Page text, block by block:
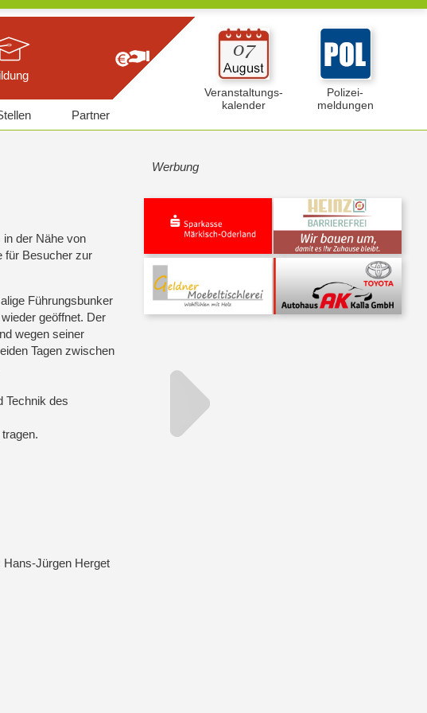
Veranstaltungs-
kalender
Polizei-
meldungen
Partner
der Nähe von
für Besucher zur
Führungsbunker
geöffnet. Der
wegen seiner
Tagen zwischen
Technik des
Hans-Jürgen Herget
Werbung